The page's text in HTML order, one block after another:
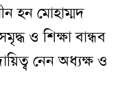
হন মোহাম্মদ
ও শিক্ষা বান্ধব
নেন অধ্যক্ষ ও